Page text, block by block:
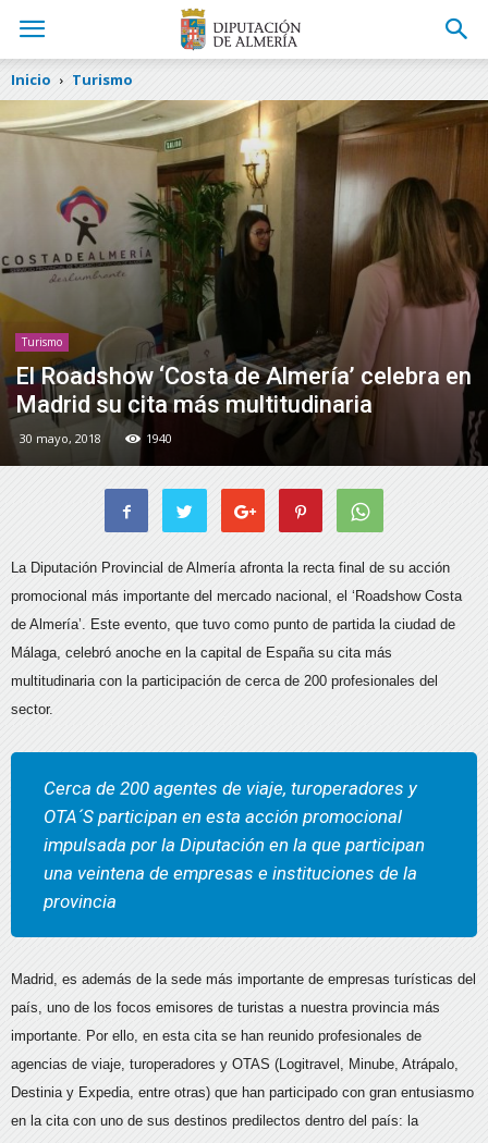
Inicio Turismo
Turismo
El Roadshow ‘Costa de Almería’ celebra en
Madrid su cita más multitudinaria
30 mayo, 2018 1940
La Diputación Provincial de Almería afronta la recta final de su acción
promocional más importante del mercado nacional, el ‘Roadshow Costa
de Almería’. Este evento, que tuvo como punto de partida la ciudad de
Málaga, celebró anoche en la capital de España su cita más
multitudinaria con la participación de cerca de 200 profesionales del
sector.
Cerca de 200 agentes de viaje, turoperadores y
OTA´S participan en esta acción promocional
impulsada por la Diputación en la que participan
una veintena de empresas e instituciones de la
provincia
Madrid, es además de la sede más importante de empresas turísticas del
país, uno de los focos emisores de turistas a nuestra provincia más
importante. Por ello, en esta cita se han reunido profesionales de
agencias de viaje, turoperadores y OTAS (Logitravel, Minube, Atrápalo,
Destinia y Expedia, entre otras) que han participado con gran entusiasmo
en la cita con uno de sus destinos predilectos dentro del país: la